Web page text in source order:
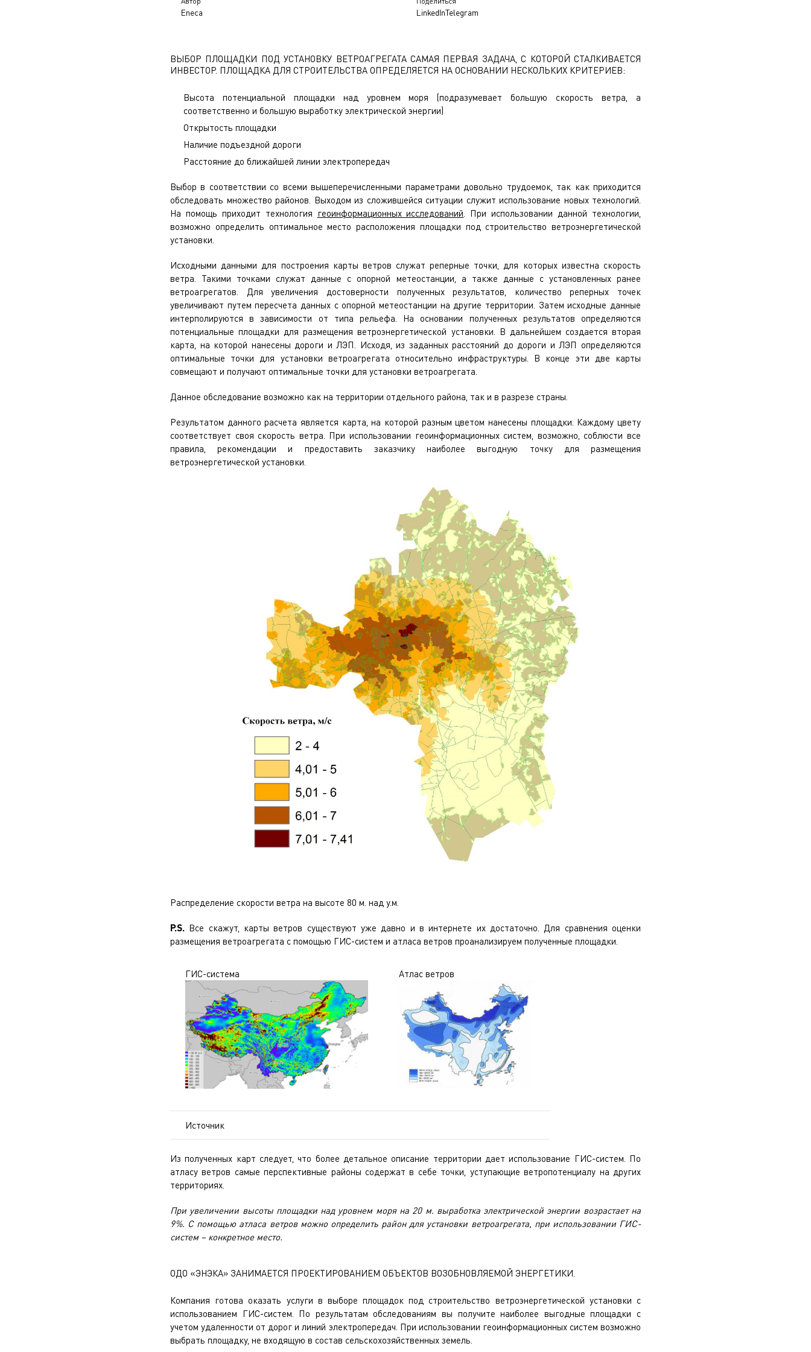
Eneca LinkedInTelegram
ВЫБОР ПЛОЩАДКИ ПОД УСТАНОВКУ ВЕТРОАГРЕГАТА САМАЯ ПЕРВАЯ ЗАДАЧА, С КОТОРОЙ СТАЛКИВАЕТСЯ
ИНВЕСТОР. ПЛОЩАДКА ДЛЯ СТРОИТЕЛЬСТВА ОПРЕДЕЛЯЕТСЯ НА ОСНОВАНИИ НЕСКОЛЬКИХ КРИТЕРИЕВ:
Высота потенциальной площадки над уровнем моря (подразумевает большую скорость ветра, а
соответственно и большую выработку электрической энергии)
Открытость площадки
Наличие подъездной дороги
Расстояние до ближайшей линии электропередач
Выбор в соответствии со всеми вышеперечисленными параметрами довольно трудоемок, так как приходится
обследовать множество районов. Выходом из сложившейся ситуации служит использование новых технологий.
На помощь приходит технология геоинформационных исследований . При использовании данной технологии,
возможно определить оптимальное место расположения площадки под строительство ветроэнергетической
установки.
Исходными данными для построения карты ветров служат реперные точки, для которых известна скорость
ветра. Такими точками служат данные с опорной метеостанции, а также данные с установленных ранее
ветроагрегатов. Для увеличения достоверности полученных результатов, количество реперных точек
увеличивают путем пересчета данных с опорной метеостанции на другие территории. Затем исходные данные
интерполируются в зависимости от типа рельефа. На основании полученных результатов определяются
потенциальные площадки для размещения ветроэнергетической установки. В дальнейшем создается вторая
карта, на которой нанесены дороги и ЛЭП. Исходя, из заданных расстояний до дороги и ЛЭП определяются
оптимальные точки для установки ветроагрегата относительно инфраструктуры. В конце эти две карты
совмещают и получают оптимальные точки для установки ветроагрегата.
Данное обследование возможно как на территории отдельного района, так и в разрезе страны.
Результатом данного расчета является карта, на которой разным цветом нанесены площадки. Каждому цвету
соответствует своя скорость ветра. При использовании геоинформационных систем, возможно, соблюсти все
правила, рекомендации и предоставить заказчику наиболее выгодную точку для размещения
ветроэнергетической установки.
Распределение скорости ветра на высоте 80 м. над у.м.
P.S. Все скажут, карты ветров существуют уже давно и в интернете их достаточно. Для сравнения оценки
размещения ветроагрегата с помощью ГИС-систем и атласа ветров проанализируем полученные площадки.
ГИС-система Атлас ветров
Источник
Из полученных карт следует, что более детальное описание территории дает использование ГИС-систем. По
атласу ветров самые перспективные районы содержат в себе точки, уступающие ветропотенциалу на других
территориях.
При увеличении высоты площадки над уровнем моря на 20 м. выработка электрической энергии возрастает на
9%. С помощью атласа ветров можно определить район для установки ветроагрегата, при использовании ГИС-
систем – конкретное место.
ОДО «ЭНЭКА» ЗАНИМАЕТСЯ ПРОЕКТИРОВАНИЕМ ОБЪЕКТОВ ВОЗОБНОВЛЯЕМОЙ ЭНЕРГЕТИКИ.
Компания готова оказать услуги в выборе площадок под строительство ветроэнергетической установки с
использованием ГИС-систем. По результатам обследованиям вы получите наиболее выгодные площадки с
учетом удаленности от дорог и линий электропередач. При использовании геоинформационных систем возможно
выбрать площадку, не входящую в состав сельскохозяйственных земель.